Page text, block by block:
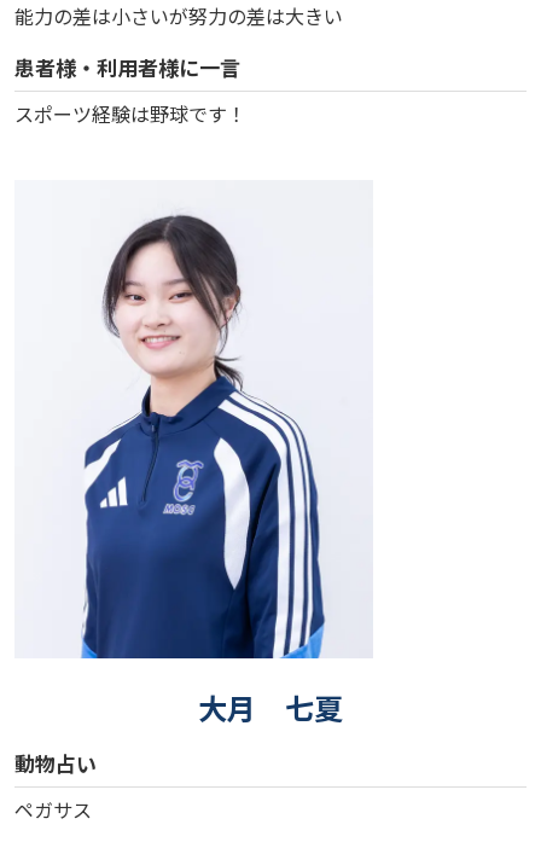
能力の差は小さいが努力の差は大きい
患者様・利用者様に一言
スポーツ経験は野球です！
大月 七夏
動物占い
ペガサス